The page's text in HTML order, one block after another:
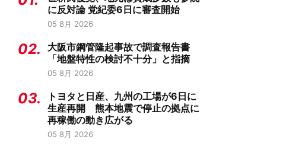
に反対論 党紀委6日に審査開始
05 8月 2026
02.
大阪市鋼管隆起事故で調査報告書
「地盤特性の検討不十分」と指摘
05 8月 2026
03.
トヨタと日産、九州の工場が6日に
生産再開 熊本地震で停止の拠点に
再稼働の動き広がる
05 8月 2026